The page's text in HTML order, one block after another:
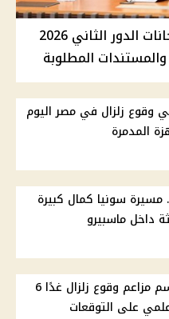
التعليم تحدد فئات دخول امتحانات الدور الثاني 2026
والمستندات المطلوبة
وقوع زلزال في مصر اليوم
المدمرة
مسيرة سونيا كمال كبيرة
داخل ماسبيرو
البحوث الفلكية تحسم مزاعم وقوع زلزال غدًا 6
على التوقعات